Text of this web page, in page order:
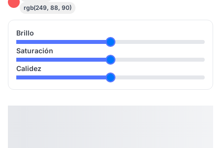
rgb(249, 88, 90)
Brillo
Saturación
Calidez